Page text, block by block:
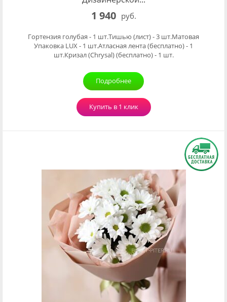
1 940 руб.
Гортензия голубая - 1 шт.Тишью (лист) - 3 шт.Матовая
Упаковка LUX - 1 шт.Атласная лента (бесплатно) - 1
шт.Кризал (Chrysal) (бесплатно) - 1 шт.
Подробнее
Купить в 1 клик